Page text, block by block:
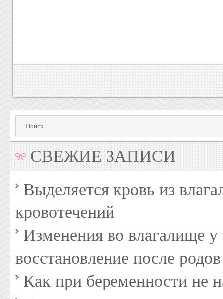
СВЕЖИЕ ЗАПИСИ
Выделяется кровь из
кровотечений
Изменения во влагалище
восстановление после родов
Как при беременности не